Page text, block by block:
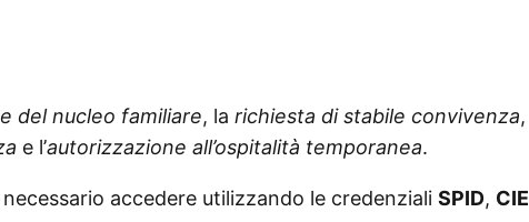
del nucleo familiare, la richiesta di stabile convivenza,
e l’autorizzazione all’ospitalità temporanea.
accedere utilizzando le credenziali SPID, CIE